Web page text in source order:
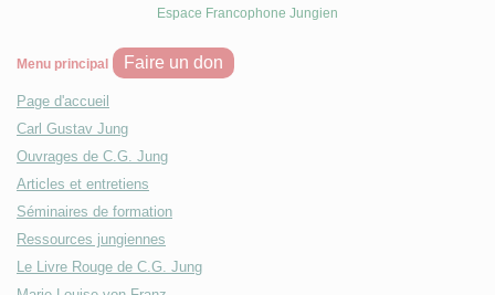
Espace Francophone Jungien
Menu principal Faire un don
Page d'accueil
Carl Gustav Jung
Ouvrages de C.G. Jung
Articles et entretiens
Séminaires de formation
Ressources jungiennes
Le Livre Rouge de C.G. Jung